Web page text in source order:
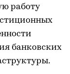
работу
банковских